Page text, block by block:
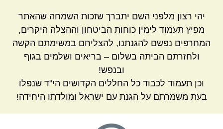
יהי רצון מלפני השם יתברך שזכות השמחה שהאתר
מפיץ תעמוד לימין כוחות הביטחון וההצלה היקרים,
המחרפים נפשם להגנתנו, להצליחם במשימתם הקשה
ולחזרתם הביתה בשלום – בריאים ושלמים בגוף
ובנפש!
וכן תעמוד לכבוד כל החללים הקדושים הי"ד שנפלו
בעת משמרתם על הגנת עם ישראל ומולדתו היחידה!